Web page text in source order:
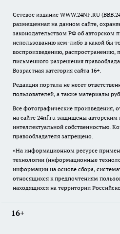
Сетевое издание WWW.24NF.RU
размещенная на данном сайте,
законодательством РФ об авторском
использованию кем-либо в какой бы
воспроизведению, распространению,
письменного разрешения
Возрастная категория сайта 16+.
Редакция портала не несет
пользователей, а также материалы
Все фотографические произведения,
на сайте 24nf.ru защищены авторским
интеллектуальной собственностью.
правообладателя запрещено.
«На информационном ресурсе
технологии (информационные
информации на основе сбора,
относящихся к предпочтениям
находящихся на территории
16+